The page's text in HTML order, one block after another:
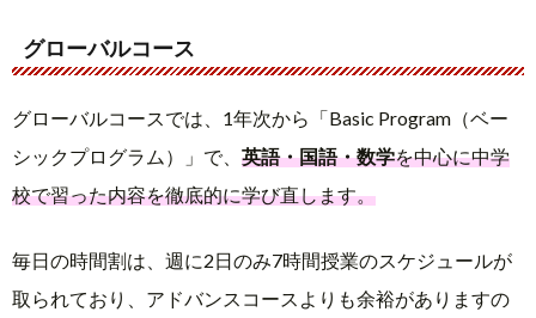
グローバルコース
グローバルコースでは、1年次から「Basic Program（ベー
シックプログラム）」で、 英語・国語・数学を中心に中学
校で習った内容を徹底的に学び直します。
毎日の時間割は、週に2日のみ7時間授業のスケジュールが
取られており、アドバンスコースよりも余裕がありますの